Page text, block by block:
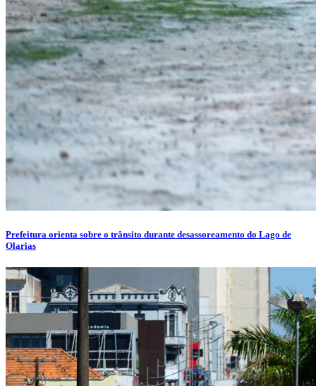
Prefeitura orienta sobre o trânsito durante desassoreamento do Lago de
Olarias